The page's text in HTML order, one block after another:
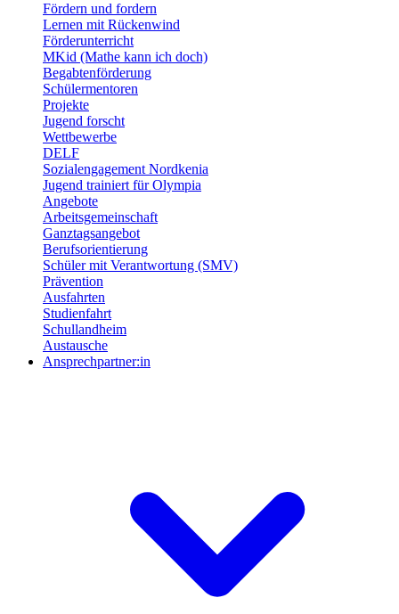
Fördern und fordern
Lernen mit Rückenwind
Förderunterricht
MKid (Mathe kann ich doch)
Begabtenförderung
Schülermentoren
Projekte
Jugend forscht
Wettbewerbe
DELF
Sozialengagement Nordkenia
Jugend trainiert für Olympia
Angebote
Arbeitsgemeinschaft
Ganztagsangebot
Berufsorientierung
Schüler mit Verantwortung (SMV)
Prävention
Ausfahrten
Studienfahrt
Schullandheim
Austausche
Ansprechpartner:in